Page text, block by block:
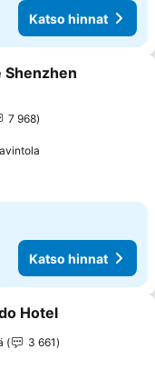
Katso hinnat
Shenzhen
7 968
Katso hinnat
Hotel
3 661